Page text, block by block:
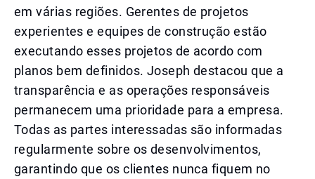
em várias regiões. Gerentes de projetos
experientes e equipes de construção estão
executando esses projetos de acordo com
planos bem definidos. Joseph destacou que a
transparência e as operações responsáveis
permanecem uma prioridade para a empresa.
Todas as partes interessadas são informadas
regularmente sobre os desenvolvimentos,
garantindo que os clientes nunca fiquem no